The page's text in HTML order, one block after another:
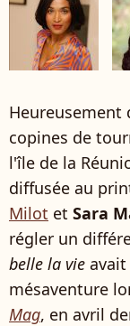
Heureusement
copines de
l'île de la
diffusée au
Milot et Sara
régler un
belle la vie
mésaventure
Mag, en avril